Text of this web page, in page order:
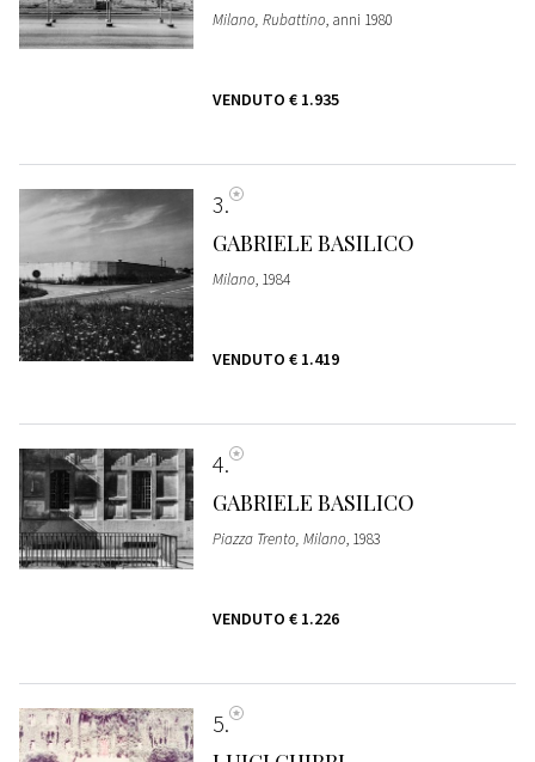
Milano, Rubattino, anni 1980
VENDUTO € 1.935
3
GABRIELE BASILICO
Milano, 1984
VENDUTO € 1.419
4
GABRIELE BASILICO
Piazza Trento, Milano, 1983
VENDUTO € 1.226
5